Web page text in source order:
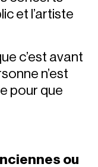
et l’artiste
c’est avant
n’est
pour que
ou